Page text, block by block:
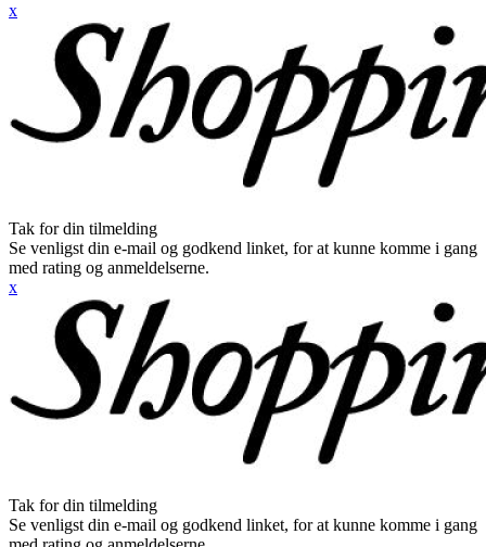
x
Tak for din tilmelding
Se venligst din e-mail og godkend linket, for at kunne komme i gang
med rating og anmeldelserne.
x
Tak for din tilmelding
Se venligst din e-mail og godkend linket, for at kunne komme i gang